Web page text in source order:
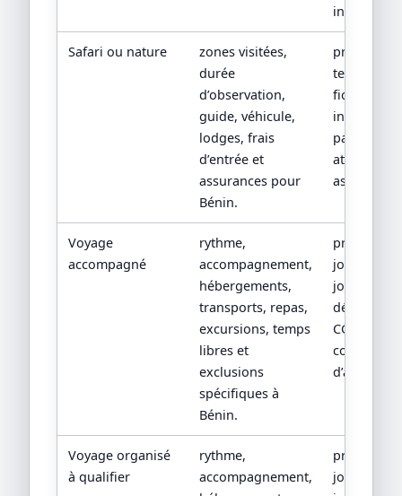
inclus.
Safari ou nature
zones visitées,
durée
d’observation,
guide, véhicule,
lodges, frais
d’entrée et
assurances pour
Bénin.
terrain,
fiche
inclusions
parc et
attestation
assurance.
Voyage
accompagné
rythme,
accompagnement,
hébergements,
transports, repas,
excursions, temps
libres et
exclusions
spécifiques à
Bénin.
jour par
jour, devis
détaillé,
CGV/CPV et
conditions
Voyage organisé
à qualifier
rythme,
accompagnement,
jour par